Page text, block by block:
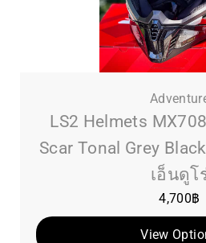
LS2 Helmets
Scar Tonal Grey
เอ็นดูโ
4,700฿
View